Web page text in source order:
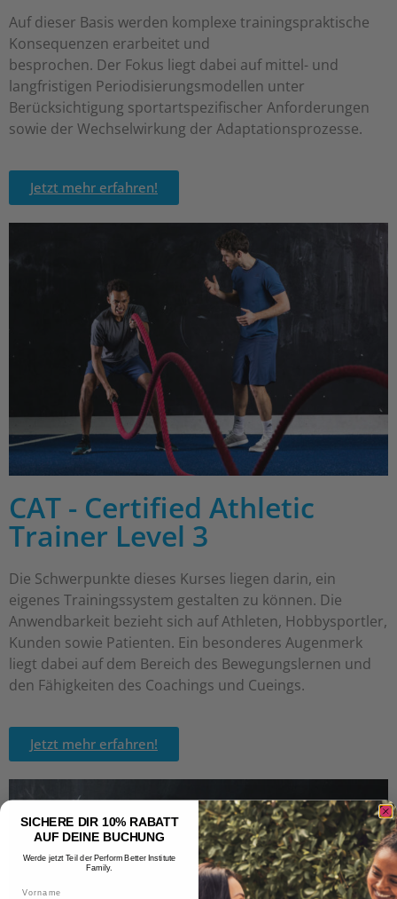
Auf dieser Basis werden komplexe trainingspraktische
Konsequenzen erarbeitet und
besprochen. Der Fokus liegt dabei auf mittel- und
langfristigen Periodisierungsmodellen unter
Berücksichtigung sportartspezifischer Anforderungen
sowie der Wechselwirkung der Adaptationsprozesse.
Jetzt mehr erfahren!
CAT - Certified Athletic
Trainer Level 3
Die Schwerpunkte dieses Kurses liegen darin, ein
eigenes Trainingssystem gestalten zu können. Die
Anwendbarkeit bezieht sich auf Athleten, Hobbysportler,
Kunden sowie Patienten. Ein besonderes Augenmerk
liegt dabei auf dem Bereich des Bewegungslernen und
den Fähigkeiten des Coachings und Cueings.
Jetzt mehr erfahren!
SICHERE DIR 10% RABATT
AUF DEINE BUCHUNG
Werde jetzt Teil der Perform Better Institute
Family.